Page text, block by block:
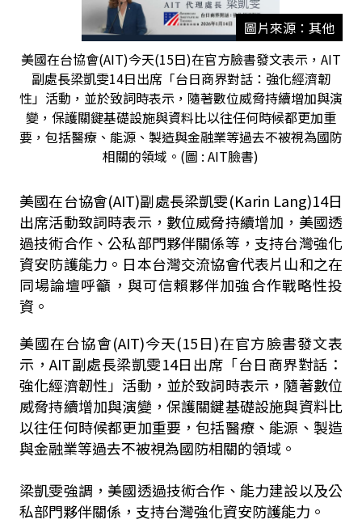
圖片來源：其他
美國在台協會(AIT)今天(15日)在官方臉書發文表示，AIT
副處長梁凱雯14日出席「台日商界對話：強化經濟韌
性」活動，並於致詞時表示，隨著數位威脅持續增加與演
變，保護關鍵基礎設施與資料比以往任何時候都更加重
要，包括醫療、能源、製造與金融業等過去不被視為國防
相關的領域。(圖 : AIT臉書)
美國在台協會(AIT)副處長梁凱雯(Karin Lang)14日
出席活動致詞時表示，數位威脅持續增加，美國透
過技術合作、公私部門夥伴關係等，支持台灣強化
資安防護能力。日本台灣交流協會代表片山和之在
同場論壇呼籲，與可信賴夥伴加強合作戰略性投
資。
美國在台協會(AIT)今天(15日)在官方臉書發文表
示，AIT副處長梁凱雯14日出席「台日商界對話：
強化經濟韌性」活動，並於致詞時表示，隨著數位
威脅持續增加與演變，保護關鍵基礎設施與資料比
以往任何時候都更加重要，包括醫療、能源、製造
與金融業等過去不被視為國防相關的領域。
梁凱雯強調，美國透過技術合作、能力建設以及公
私部門夥伴關係，支持台灣強化資安防護能力。